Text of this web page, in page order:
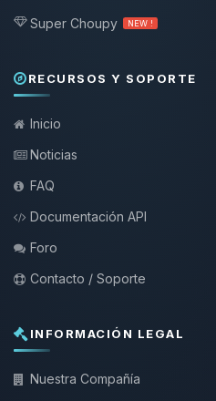
Super Choupy NEW !
RECURSOS Y SOPORTE
Inicio
Noticias
FAQ
Documentación API
Foro
Contacto / Soporte
INFORMACIÓN LEGAL
Nuestra Compañía